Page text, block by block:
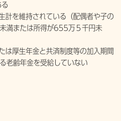
計を維持されている（配偶者や子の
満または所得が655万５千円未
は厚生年金と共済制度等の加入期間
老齢年金を受給していない